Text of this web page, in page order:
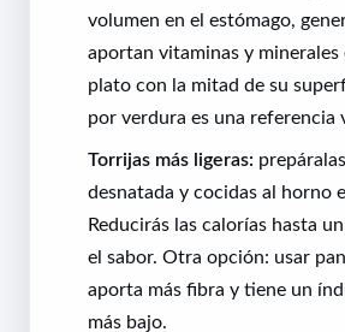
volumen en el estómago,
aportan vitaminas y minerales
plato con la mitad de su
por verdura es una referencia
Torrijas más ligeras:
desnatada y cocidas al horno
Reducirás las calorías hasta
el sabor. Otra opción: usar
aporta más fibra y tiene un
más bajo.